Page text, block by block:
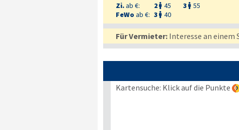
Zi.ab €: 2  45 3  55
FeWo ab €: 3  40
Für Vermieter:Interesse an einem
Kartensuche: Klick auf die Punkte